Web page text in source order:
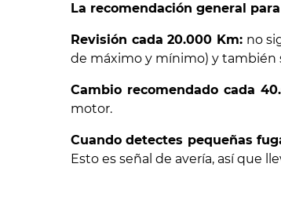
La recomendación general
Revisión cada 20.000 Km:no
de máximo y mínimo) y también
Cambio recomendado cada
motor.
Cuando detectes pequeñas
Esto es señal de avería, así que